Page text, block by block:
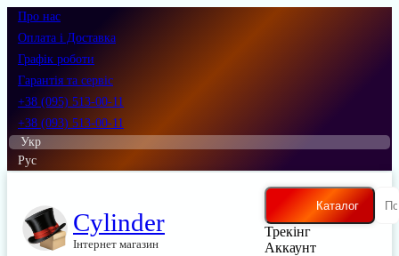
Про нас
Оплата і Доставка
Графік роботи
Гарантія та сервіс
+38 (095) 513-00-11
+38 (093) 513-00-11
Укр
Рус
Cylinder
Інтернет магазин
Каталог
Трекінг
Аккаунт